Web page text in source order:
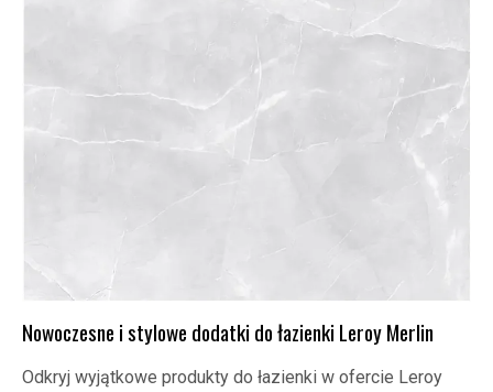
Nowoczesne i stylowe dodatki do łazienki Leroy Merlin
Odkryj wyjątkowe produkty do łazienki w ofercie Leroy